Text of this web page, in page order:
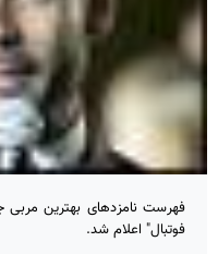
فوتبال" اعلام شد.